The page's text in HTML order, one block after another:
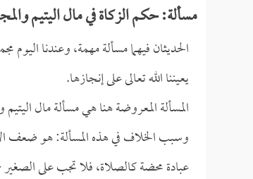
مسألة: حكم الزكاة في مال اليتيم
الحديثان فيهما مسألة مهمة، وعندنا
يعيننا الله تعالى على إنجازها.
المسألة المعروضة هنا هي مسألة مال
وسبب الخلاف في هذه المسألة: هو ضعف
عبادة محضة كالصلاة، فلا تجب على